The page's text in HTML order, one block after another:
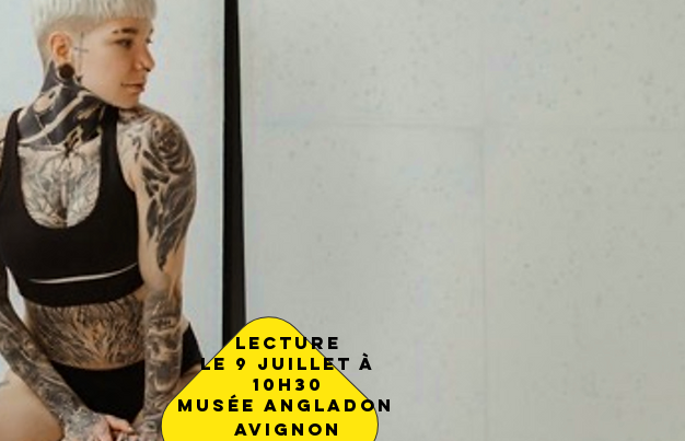
Lecture
le 9 Juillet à
10h30
Musée Angladon
Avignon